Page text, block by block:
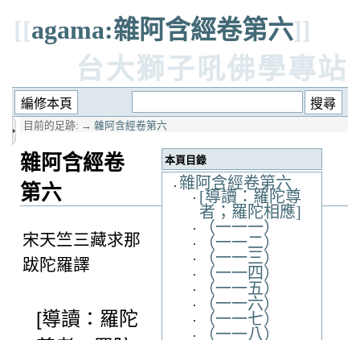
[[agama:雜阿含經卷第六]]
台大獅子吼佛學專站
目前的足跡: → 雜阿含經卷第六
本頁目錄
雜阿含經卷第六
[導讀：羅陀尊
者；羅陀相應]
（一一一）
（一一二）
（一一三）
（一一四）
（一一五）
（一一六）
（一一七）
（一一八）
雜阿含經卷
第六
宋天竺三藏求那
跋陀羅譯
[導讀：羅陀